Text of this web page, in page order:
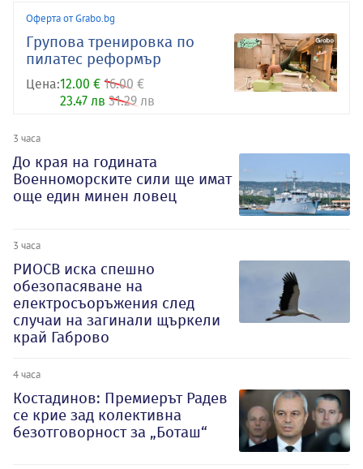
Оферта от Grabo.bg
Групова тренировка по
пилатес реформър
Цена:12.00 € 16.00 €
23.47 лв 31.29 лв
3 часа
До края на годината
Военноморските сили ще имат
още един минен ловец
3 часа
РИОСВ иска спешно
обезопасяване на
електросъоръжения след
случаи на загинали щъркели
край Габрово
4 часа
Костадинов: Премиерът Радев
се крие зад колективна
безотговорност за „Боташ“